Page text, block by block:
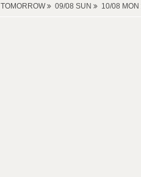
TOMORROW 09/08 SUN 10/08 MON